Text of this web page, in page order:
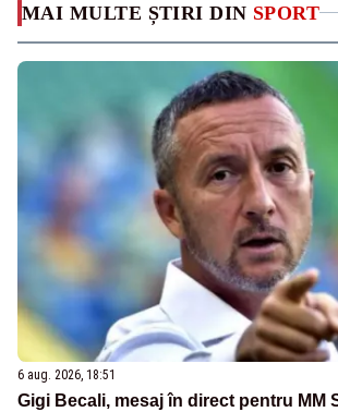
MAI MULTE ȘTIRI DIN SPORT
6 aug. 2026, 18:51
Gigi Becali, mesaj în direct pentru MM